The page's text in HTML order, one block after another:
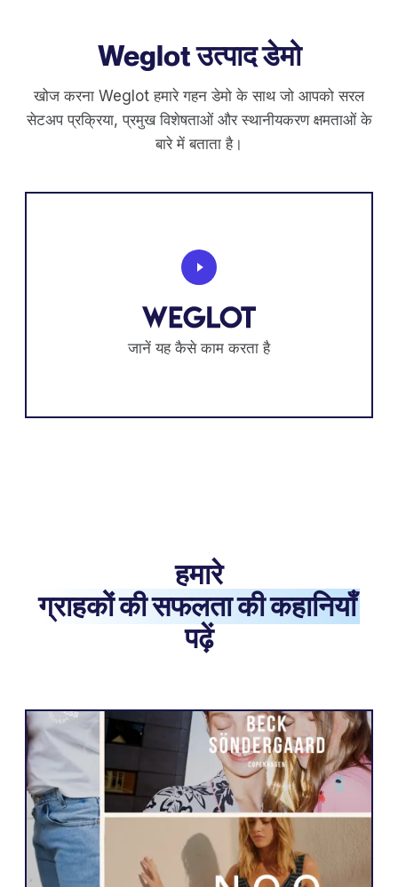
Weglot उत्पाद डेमो
खोज करना Weglot हमारे गहन डेमो के साथ जो आपको सरल
सेटअप प्रक्रिया, प्रमुख विशेषताओं और स्थानीयकरण क्षमताओं के
बारे में बताता है।
जानें यह कैसे काम करता है
हमारे
ग्राहकों की सफलता की कहानियाँ
पढ़ें